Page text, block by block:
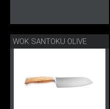
WOK SANTOKU OLIVE